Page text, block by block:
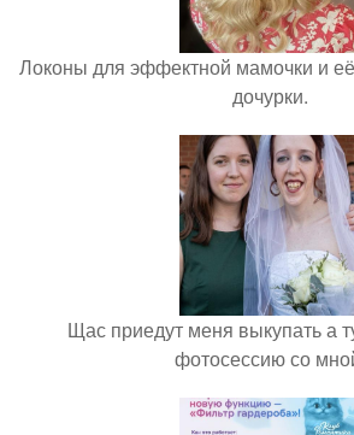
Локоны для эффектной мамочки и
дочурки.
Щас приедут меня выкупать а
фотосессию со